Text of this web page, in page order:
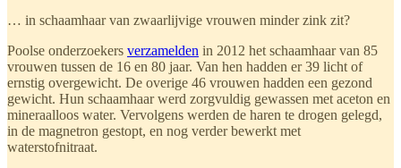
… in schaamhaar van zwaarlijvige vrouwen minder zink zit?
Poolse onderzoekers verzamelden in 2012 het schaamhaar van 85
vrouwen tussen de 16 en 80 jaar. Van hen hadden er 39 licht of
ernstig overgewicht. De overige 46 vrouwen hadden een gezond
gewicht. Hun schaamhaar werd zorgvuldig gewassen met aceton en
mineraalloos water. Vervolgens werden de haren te drogen gelegd,
in de magnetron gestopt, en nog verder bewerkt met
waterstofnitraat.